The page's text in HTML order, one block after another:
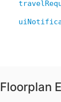
Floorplan